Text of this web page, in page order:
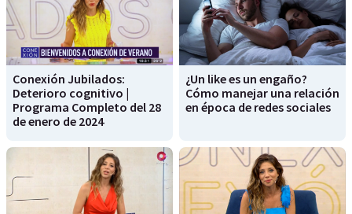
Conexión Jubilados:
Deterioro cognitivo |
Programa Completo del 28
de enero de 2024
¿Un like es un engaño?
Cómo manejar una relación
en época de redes sociales